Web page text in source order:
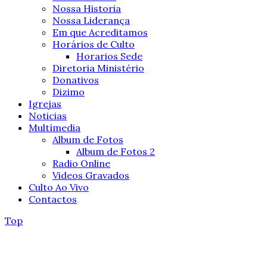
Nossa Historia
Nossa Liderança
Em que Acreditamos
Horários de Culto
Horarios Sede
Diretoria Ministério
Donativos
Dizimo
Igrejas
Noticias
Multímedia
Album de Fotos
Album de Fotos 2
Radio Online
Videos Gravados
Culto Ao Vivo
Contactos
Top